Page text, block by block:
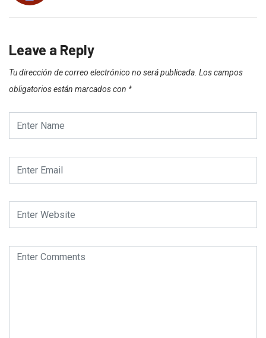
Leave a Reply
Tu dirección de correo electrónico no será publicada. Los campos
obligatorios están marcados con *